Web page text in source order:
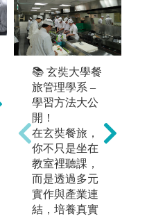
實務操作：藉
由課堂實務製
作教學，訓練
學生考取專業
證照，提升自
我競爭力與專
業力。
圖解:實作課堂
上課情形
📚 玄奘大學餐
旅管理學系 –
學習方法大公
開！
在玄奘餐旅，
你不只是坐在
教室裡聽課，
而是透過多元
實作與產業連
結，培養真實